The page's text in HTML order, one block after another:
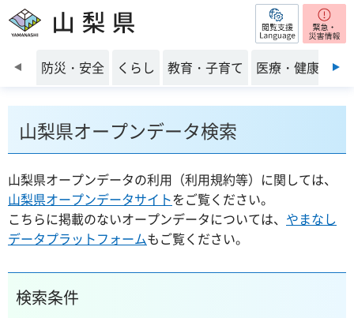
山梨県 閲覧支援
前のスライドを表示
防災・安全 くらし 教育・子育て 医療・健康・福
山梨県オープンデータ検索
山梨県オープンデータの利用（利用規約等）に関しては、
山梨県オープンデータサイトをご覧ください。
こちらに掲載のないオープンデータについては、 やまなし
データプラットフォームもご覧ください。
検索条件